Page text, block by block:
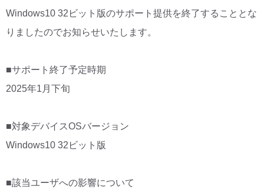
Windows10 32ビット版のサポート提供を終了することとな
りましたのでお知らせいたします。
■サポート終了予定時期
2025年1月下旬
■対象デバイスOSバージョン
Windows10 32ビット版
■該当ユーザへの影響について